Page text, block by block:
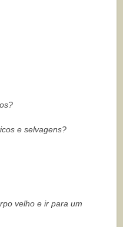
e selvagens?
velho e ir para um